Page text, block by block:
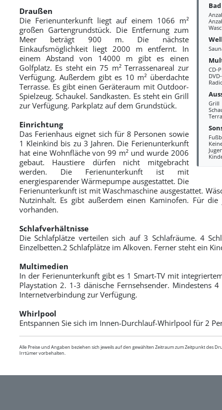
Bad
CD-
Grill
Draußen
Die Ferienunterkunft liegt auf einem 1066 m²
großen Gartengrundstück. Die Entfernung zum
Meer beträgt 900 m. Die nächste
Einkaufsmöglichkeit liegt 2000 m entfernt. In
einem Abstand von 14000 m gibt es einen
Golfplatz. Es steht ein 75 m² Terrassenareal zur
Verfügung. Außerdem gibt es 10 m² überdachte
Terrasse. Es gibt einen Geräteraum mit Outdoor-
Spielzeug. Schaukel. Sandkasten. Es steht ein Grill
zur Verfügung. Parkplatz auf dem Grundstück.
Einrichtung
Das Ferienhaus eignet sich für 8 Personen sowie
1 Kleinkind bis zu 3 Jahren. Die Ferienunterkunft
hat eine Wohnfläche von 99 m² und wurde 2006
gebaut. Haustiere dürfen nicht mitgebracht
werden. Die Ferienunterkunft ist mit
energiesparender Wärmepumpe ausgestattet. Die
Ferienunterkunft ist mit Waschmaschine ausgestattet.
Nutzinhalt. Es gibt außerdem einen Kaminofen. Für
vorhanden.
Schlafverhältnisse
Die Schlafplätze verteilen sich auf 3 Schlafräume. 4
Einzelbetten.2 Schlafplätze im Alkoven. Ferner steht ein
Multimedien
In der Ferienunterkunft gibt es 1 Smart-TV mit
Playstation 2. 1-3 dänische Fernsehsender. Mindestens
Internetverbindung zur Verfügung.
Whirlpool
Entspannen Sie sich im Innen-Durchlauf-Whirlpool für 2
Alle Preise und Angaben beziehen sich jeweils auf den gewählten Zeitraum zum Zeitpunkt des
Irrtümer vorbehalten.